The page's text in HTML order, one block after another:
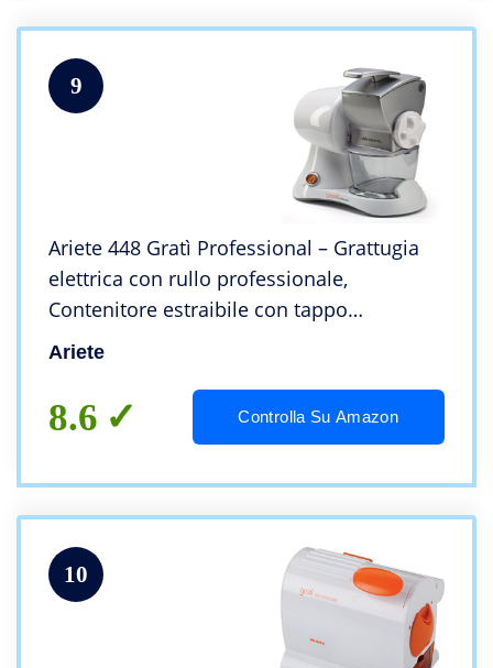
9
Ariete 448 Gratì Professional – Grattugia
elettrica con rullo professionale,
Contenitore estraibile con tappo
salvafreschezza, 130W, Bianco/Silver
Ariete
8.6 Controlla Su Amazon
10